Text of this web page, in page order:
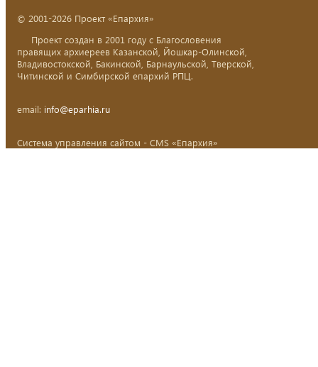
© 2001-2026 Проект «Епархия»
Проект создан в 2001 году с Благословения
правящих архиереев Казанской, Йошкар-Олинской,
Владивостокской, Бакинской, Барнаульской, Тверской,
Читинской и Симбирской епархий РПЦ.
email: info@eparhia.ru
Система управления сайтом - CMS «Епархия»